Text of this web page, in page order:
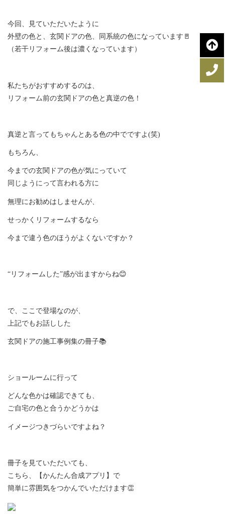
今回、見ていただいたように
外壁の色と、玄関ドアの色、同系統の色になっています🚪
（若干リフォーム後は濃くなっています）
私たちがおすすめするのは、
リフォーム前の玄関ドアの色と真逆の色！
真逆と言ってもちゃんとある色の中でですよ(笑)
もちろん、
今までの玄関ドアの色が気にっていて
同じようにって言われる方に
無理にお勧めはしませんが、
せっかくリフォームするなら
今まで違う色のほうがよくないですか？
“リフォームした”感が出ますからね😊
で、ここで登場なのが、
上記でもお話しした
玄関ドアの施工事例集の冊子📚
ショールームに行って
どんな色かは確認できても、
ご自宅の色と合うかどうかは
イメージつきづらいですよね？
冊子を見ていただいても、
こちら、【かんたん合成アプリ】で
簡単に雰囲気をつかんでいただけます👏